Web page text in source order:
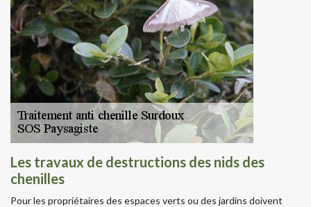
Les travaux de destructions des nids des
chenilles
Pour les propriétaires des espaces verts ou des jardins doivent